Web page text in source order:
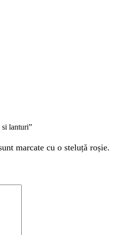
si lanturi”
marcate cu o steluță roșie.